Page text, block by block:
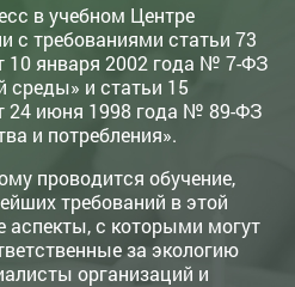
в учебном Центре
с требованиями статьи 73
10 января 2002 года № 7-ФЗ
среды» и статьи 15
24 июня 1998 года № 89-ФЗ
и потребления».
проводится обучение,
требований в этой
аспекты, с которыми могут
за экологию
организаций и